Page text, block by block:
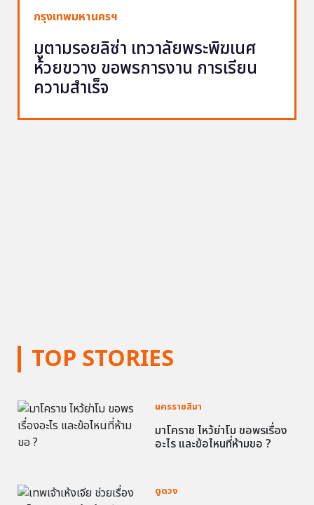
TOP STORIES
นครราชสีมา
มาโคราช ไหว้ย่าโม ขอพรเรื่อง
อะไร และข้อไหนที่ห้ามขอ ?
ดูดวง
กรุงเทพมหานครฯ
มูตามรอยลิซ่า เทวาลัยพระพิฆเนศ
ห้วยขวาง ขอพรการงาน การเรียน
ความสำเร็จ